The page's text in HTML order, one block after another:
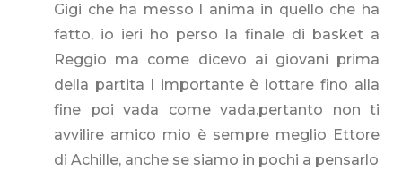
Gigi che ha messo l anima in quello che ha
fatto, io ieri ho perso la finale di basket a
Reggio ma come dicevo ai giovani prima
della partita l importante è lottare fino alla
fine poi vada come vada.pertanto non ti
avvilire amico mio è sempre meglio Ettore
di Achille, anche se siamo in pochi a pensarlo